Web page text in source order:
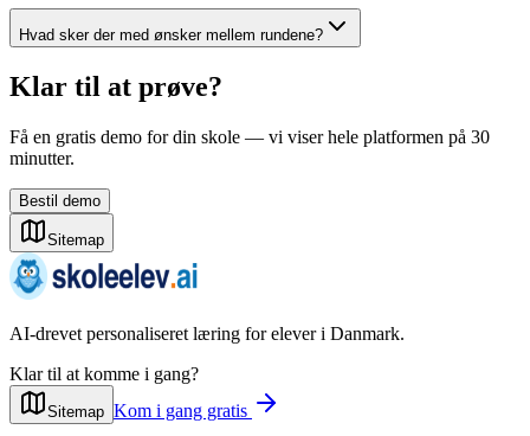
Hvad sker der med ønsker mellem rundene?
Klar til at prøve?
Få en gratis demo for din skole — vi viser hele platformen på 30
minutter.
Bestil demo
Sitemap
AI-drevet personaliseret læring for elever i Danmark.
Klar til at komme i gang?
Sitemap Kom i gang gratis